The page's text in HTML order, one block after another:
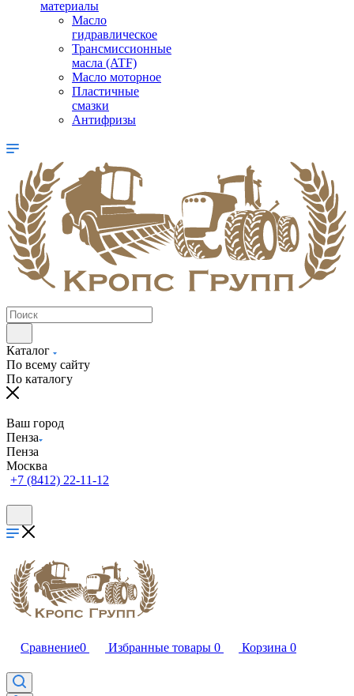
материалы
Масло
гидравлическое
Трансмиссионные
масла (ATF)
Масло моторное
Пластичные
смазки
Антифризы
Каталог
По всему сайту
По каталогу
Ваш город
Пенза
Пенза
Москва
+7 (8412) 22-11-12
Сравнение0 Избранные товары 0 Корзина 0